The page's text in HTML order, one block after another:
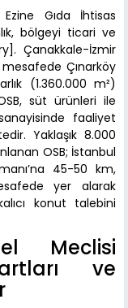
Gıda İhtisas
bölgeyi ticari ve
Çanakkale-İzmir
Çınarköy
(1.360.000 m²)
süt ürünleri ile
faaliyet
Yaklaşık 8.000
OSB; İstanbul
45-50 km,
yer alarak
konut talebini
Meclisi
ve